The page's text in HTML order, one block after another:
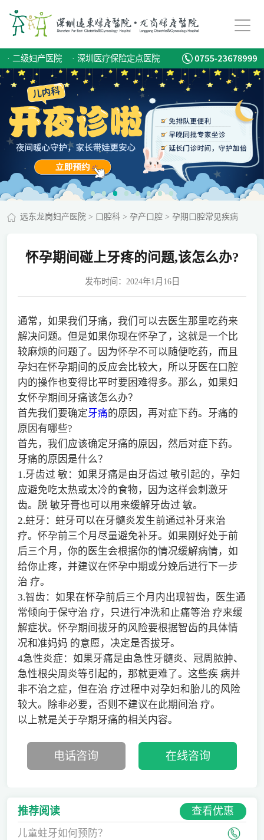
· 二级妇产医院 · 深圳医疗保险定点医院
远东龙岗妇产医院> 口腔科> 孕产口腔> 孕期口腔常见疾病
怀孕期间碰上牙疼的问题,该怎么办?
发布时间：2024年1月16日
通常，如果我们牙痛，我们可以去医生那里吃药来
解决问题。但是如果你现在怀孕了，这就是一个比
较麻烦的问题了。因为怀孕不可以随便吃药，而且
孕妇在怀孕期间的反应会比较大，所以牙医在口腔
内的操作也变得比平时要困难得多。那么，如果妇
女怀孕期间牙痛该怎么办？
首先我们要确定牙痛的原因，再对症下药。牙痛的
原因有哪些?
首先，我们应该确定牙痛的原因，然后对症下药。
牙痛的原因是什么？
1.牙齿过 敏：如果牙痛是由牙齿过 敏引起的，孕妇
应避免吃太热或太冷的食物，因为这样会刺激牙
齿。脱 敏牙膏也可以用来缓解牙齿过 敏。
2.蛀牙：蛀牙可以在牙髓炎发生前通过补牙来治
疗。怀孕前三个月尽量避免补牙。如果刚好处于前
后三个月，你的医生会根据你的情况缓解病情，如
给你止疼，并建议在怀孕中期或分娩后进行下一步
治 疗。
3.智齿：如果在怀孕前后三个月内出现智齿，医生通
常倾向于保守治 疗，只进行冲洗和止痛等治 疗来缓
解症状。怀孕期间拔牙的风险要根据智齿的具体情
况和准妈妈 的意愿，决定是否拔牙。
4急性炎症：如果牙痛是由急性牙髓炎、冠周脓肿、
急性根尖周炎等引起的，那就更难了。这些疾 病并
非不治之症，但在治 疗过程中对孕妇和胎儿的风险
较大。除非必要，否则不建议在此期间治 疗。
以上就是关于孕期牙痛的相关内容。
电话咨询 在线咨询
推荐阅读 查看优惠
儿童蛀牙如何预防？